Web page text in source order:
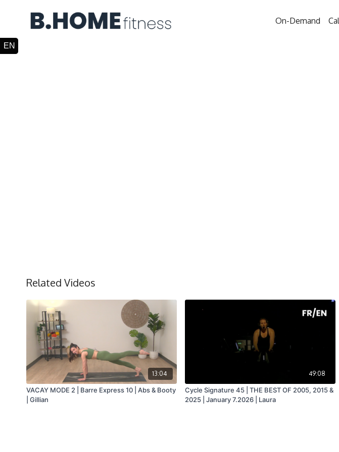
On-Demand
Related Videos
13:04
VACAY MODE 2 | Barre Express 10 | Abs & Booty
| Gillian
49:08
Cycle Signature 45 | THE BEST OF 2005, 2015 &
2025 | January 7.2026 | Laura